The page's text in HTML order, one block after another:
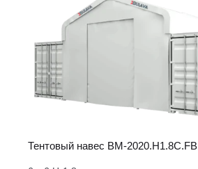
Тентовый навес ВM-2020.Н1.8С.FB